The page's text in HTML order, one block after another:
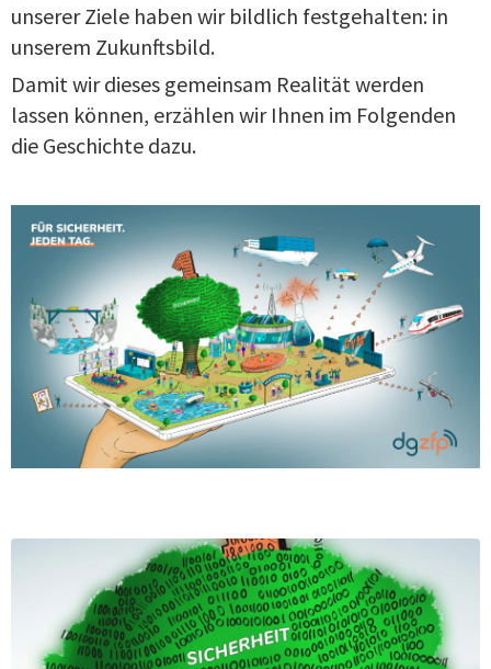
unserer Ziele haben wir bildlich festgehalten: in
unserem Zukunftsbild.
Damit wir dieses gemeinsam Realität werden
lassen können, erzählen wir Ihnen im Folgenden
die Geschichte dazu.